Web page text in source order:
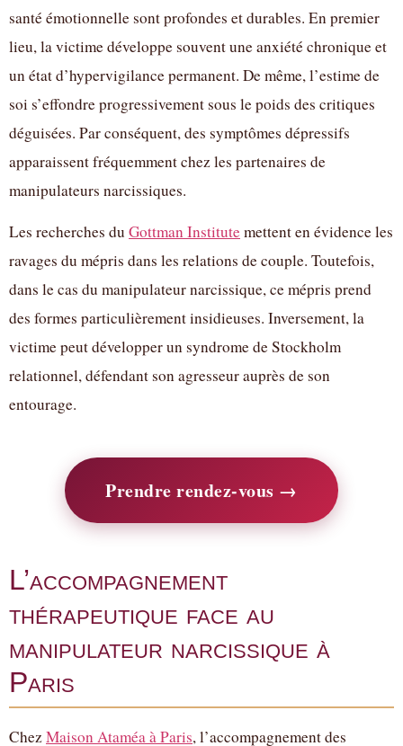
santé émotionnelle sont profondes et durables. En premier
lieu, la victime développe souvent une anxiété chronique et
un état d’hypervigilance permanent. De même, l’estime de
soi s’effondre progressivement sous le poids des critiques
déguisées. Par conséquent, des symptômes dépressifs
apparaissent fréquemment chez les partenaires de
manipulateurs narcissiques.
Les recherches du Gottman Institutemettent en évidence les
ravages du mépris dans les relations de couple. Toutefois,
dans le cas du manipulateur narcissique, ce mépris prend
des formes particulièrement insidieuses. Inversement, la
victime peut développer un syndrome de Stockholm
relationnel, défendant son agresseur auprès de son
entourage.
Prendre rendez-vous →
L’accompagnement
thérapeutique face au
manipulateur narcissique à
Paris
ChezMaison Ataméa à Paris, l’accompagnement des